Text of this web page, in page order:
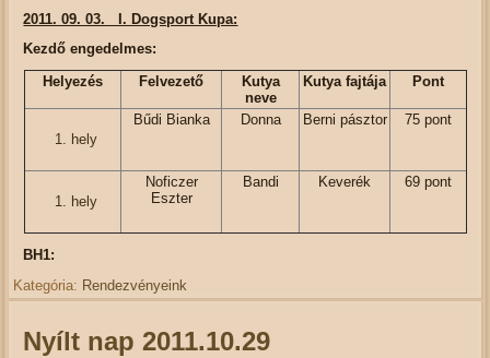
2011. 09. 03. I. Dogsport Kupa:
Kezdő engedelmes:
Helyezés
Felvezető
Kutya
neve
Kutya fajtája Pont
hely
Bűdi Bianka Donna Berni pásztor 75 pont
hely
Noficzer
Eszter
Bandi Keverék 69 pont
BH1:
Kategória: Rendezvényeink
Nyílt nap 2011.10.29